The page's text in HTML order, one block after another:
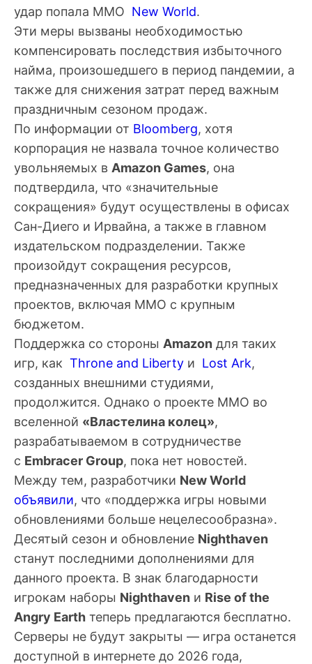
удар попала MMO New World.
Эти меры вызваны необходимостью
компенсировать последствия избыточного
найма, произошедшего в период пандемии, а
также для снижения затрат перед важным
праздничным сезоном продаж.
По информации от Bloomberg, хотя
корпорация не назвала точное количество
увольняемых в Amazon Games, она
подтвердила, что «значительные
сокращения» будут осуществлены в офисах
Сан-Диего и Ирвайна, а также в главном
издательском подразделении. Также
произойдут сокращения ресурсов,
предназначенных для разработки крупных
проектов, включая MMO с крупным
бюджетом.
Поддержка со стороны Amazon для таких
игр, как Throne and Liberty и Lost Ark,
созданных внешними студиями,
продолжится. Однако о проекте MMO во
вселенной «Властелина колец»,
разрабатываемом в сотрудничестве
с Embracer Group, пока нет новостей.
Между тем, разработчики New World
объявили, что «поддержка игры новыми
обновлениями больше нецелесообразна».
Десятый сезон и обновление Nighthaven
станут последними дополнениями для
данного проекта. В знак благодарности
игрокам наборы Nighthaven и Rise of the
Angry Earth теперь предлагаются бесплатно.
Серверы не будут закрыты — игра останется
доступной в интернете до 2026 года,